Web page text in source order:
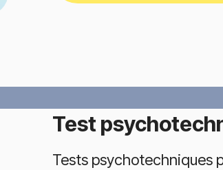
Test
Tests psychotechniques